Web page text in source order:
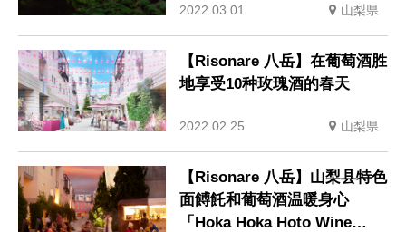
2022.03.01 山梨県
【Risonare 八岳】在葡萄酒胜
地享受10种玫瑰酒的春天
2022.02.25 山梨県
【Risonare 八岳】山梨县特色
面餺飥和葡萄酒温暖身心
「Hoka Hoka Hoto Wine